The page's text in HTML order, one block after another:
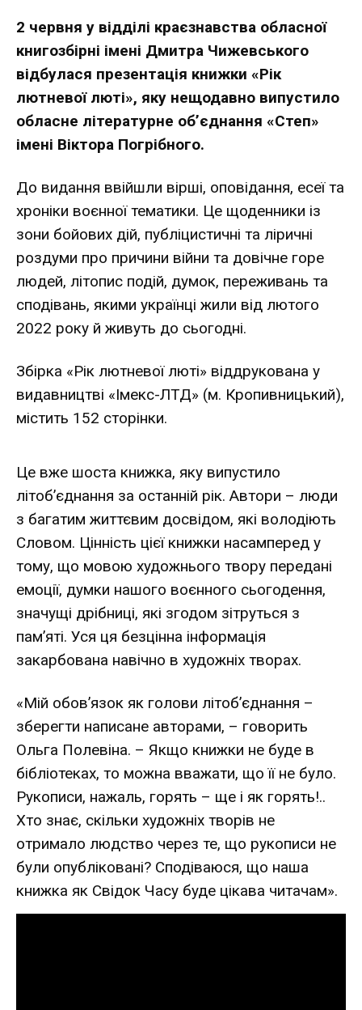
2 червня у відділі краєзнавства обласної
книгозбірні імені Дмитра Чижевського
відбулася презентація книжки «Рік
лютневої люті», яку нещодавно випустило
обласне літературне об’єднання «Степ»
імені Віктора Погрібного.
До видання ввійшли вірші, оповідання, есеї та
хроніки воєнної тематики. Це щоденники із
зони бойових дій, публіцистичні та ліричні
роздуми про причини війни та довічне горе
людей, літопис подій, думок, переживань та
сподівань, якими українці жили від лютого
2022 року й живуть до сьогодні.
Збірка «Рік лютневої люті» віддрукована у
видавництві «Імекс-ЛТД» (м. Кропивницький),
містить 152 сторінки.
Це вже шоста книжка, яку випустило
літоб’єднання за останній рік. Автори – люди
з багатим життєвим досвідом, які володіють
Словом. Цінність цієї книжки насамперед у
тому, що мовою художнього твору передані
емоції, думки нашого воєнного сьогодення,
значущі дрібниці, які згодом зітруться з
пам’яті. Уся ця безцінна інформація
закарбована навічно в художніх творах.
«Мій обов’язок як голови літоб’єднання –
зберегти написане авторами, – говорить
Ольга Полевіна. – Якщо книжки не буде в
бібліотеках, то можна вважати, що її не було.
Рукописи, нажаль, горять – ще і як горять!..
Хто знає, скільки художніх творів не
отримало людство через те, що рукописи не
були опубліковані? Сподіваюся, що наша
книжка як Свідок Часу буде цікава читачам».